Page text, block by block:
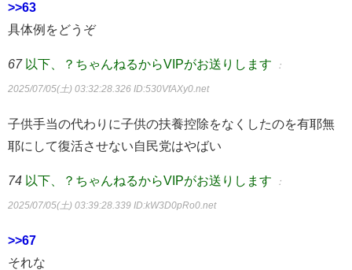
>>63
具体例をどうぞ
67 以下、？ちゃんねるからVIPがお送りします ：
2025/07/05(土) 03:32:28.326 ID:530VfAXy0.net
子供手当の代わりに子供の扶養控除をなくしたのを有耶無
耶にして復活させない自民党はやばい
74 以下、？ちゃんねるからVIPがお送りします ：
2025/07/05(土) 03:39:28.339 ID:kW3D0pRo0.net
>>67
それな